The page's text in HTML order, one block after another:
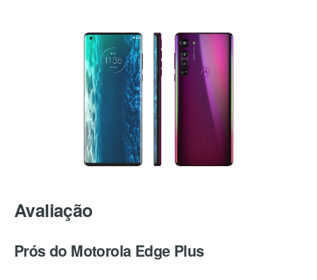
Avaliação
Prós do Motorola Edge Plus